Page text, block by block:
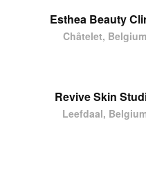
Esthea Beauty
Châtelet, Belgium
Revive Skin
Leefdaal,